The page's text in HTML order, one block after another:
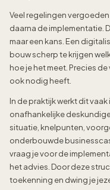
Veel regelingen
daarna de implementatie.
maar een kans. Een
bouw scherp te krijgen
hoe je het meet. Precies
ook nodig heeft.
In de praktijk werkt dit
onafhankelijke
situatie, knelpunten,
onderbouwde
vraag je voor de
het advies. Door deze
toekenning en dwing je